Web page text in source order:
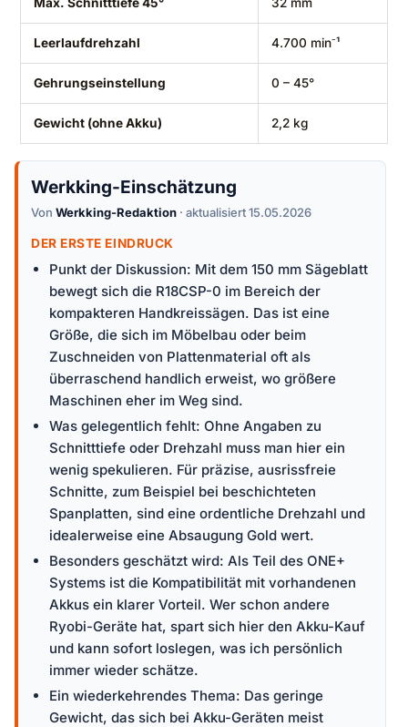
Leerlaufdrehzahl 4.700 min⁻¹
Gehrungseinstellung 0 – 45°
Gewicht (ohne Akku) 2,2 kg
Werkking-Einschätzung
Von Werkking-Redaktion · aktualisiert 15.05.2026
DER ERSTE EINDRUCK
Punkt der Diskussion: Mit dem 150 mm Sägeblatt
bewegt sich die R18CSP-0 im Bereich der
kompakteren Handkreissägen. Das ist eine
Größe, die sich im Möbelbau oder beim
Zuschneiden von Plattenmaterial oft als
überraschend handlich erweist, wo größere
Maschinen eher im Weg sind.
Was gelegentlich fehlt: Ohne Angaben zu
Schnitttiefe oder Drehzahl muss man hier ein
wenig spekulieren. Für präzise, ausrissfreie
Schnitte, zum Beispiel bei beschichteten
Spanplatten, sind eine ordentliche Drehzahl und
idealerweise eine Absaugung Gold wert.
Besonders geschätzt wird: Als Teil des ONE+
Systems ist die Kompatibilität mit vorhandenen
Akkus ein klarer Vorteil. Wer schon andere
Ryobi-Geräte hat, spart sich hier den Akku-Kauf
und kann sofort loslegen, was ich persönlich
immer wieder schätze.
Ein wiederkehrendes Thema: Das geringe
Gewicht, das sich bei Akku-Geräten meist